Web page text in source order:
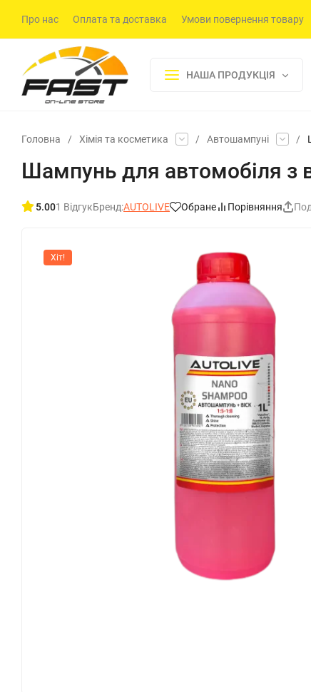
Про нас Оплата та доставка Умови повернення товару
НАША ПРОДУКЦІЯ
Головна / Хімія та косметика / Автошампуні /
Шампунь для автомобіля з
5.001 ВідгукБренд:AUTOLIVE Обране Порівняння
Хіт!